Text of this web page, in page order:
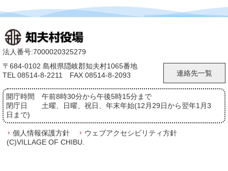
法人番号:7000020325279
〒684-0102 島根県隠岐郡知夫村1065番地
TEL 08514-8-2211 FAX 08514-8-2093
連絡先一覧
開庁時間
午前8時30分から午後5時15分まで
閉庁日
土曜、日曜、祝日、年末年始(12月29日から翌年1月3
日まで)
個人情報保護方針
ウェブアクセシビリティ方針
(C)VILLAGE OF CHIBU.